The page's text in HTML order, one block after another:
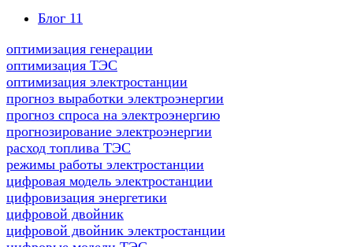
Блог 11
оптимизация генерации
оптимизация ТЭС
оптимизация электростанции
прогноз выработки электроэнергии
прогноз спроса на электроэнергию
прогнозирование электроэнергии
расход топлива ТЭС
режимы работы электростанции
цифровая модель электростанции
цифровизация энергетики
цифровой двойник
цифровой двойник электростанции